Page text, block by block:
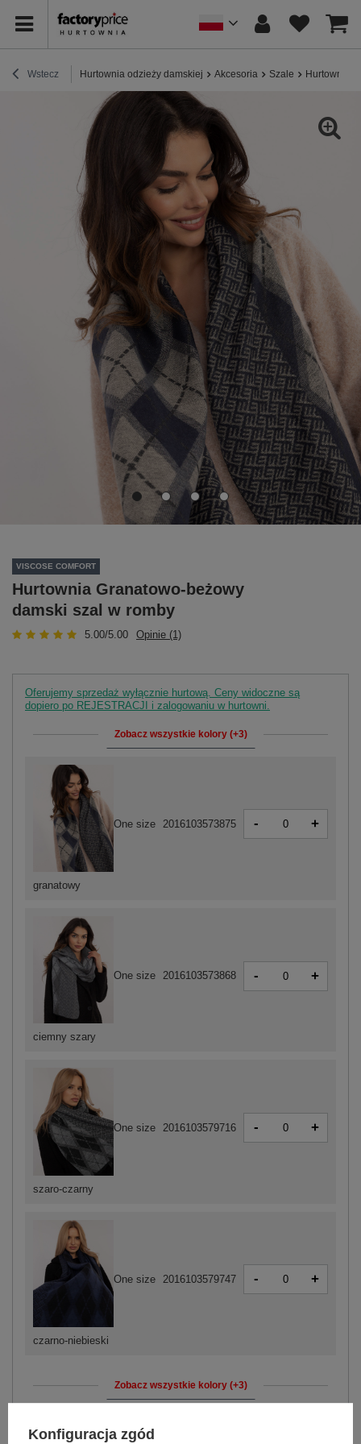
Wstecz Hurtownia odzieży damskiej Akcesoria Szale Hurtownia
VISCOSE COMFORT
Hurtownia Granatowo-beżowy
damski szal w romby
5.00/5.00 Opinie (1)
Oferujemy sprzedaż wyłącznie hurtową. Ceny widoczne są
dopiero po REJESTRACJI i zalogowaniu w hurtowni.
Zobacz wszystkie kolory (+3)
ciemny szary
One size 2016103573868 - +
szaro-czarny
One size 2016103579716 - +
czarno-niebieski
One size 2016103579747 - +
granatowy
One size 2016103573875 - +
Zobacz wszystkie kolory (+3)
ZALOGUJ SIĘ I ZOBACZ CENĘ
Konfiguracja zgód